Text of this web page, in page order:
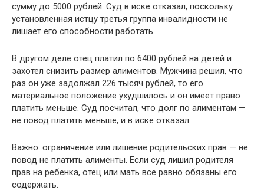
сумму до 5000 рублей. Суд в иске отказал, поскольку
установленная истцу третья группа инвалидности не
лишает его способности работать.
В другом деле отец платил по 6400 рублей на детей и
захотел снизить размер алиментов. Мужчина решил, что
раз он уже задолжал 226 тысяч рублей, то его
материальное положение ухудшилось и он имеет право
платить меньше. Суд посчитал, что долг по алиментам —
не повод платить меньше, и в иске отказал.
Важно: ограничение или лишение родительских прав — не
повод не платить алименты. Если суд лишил родителя
прав на ребенка, отец или мать все равно обязаны его
содержать.